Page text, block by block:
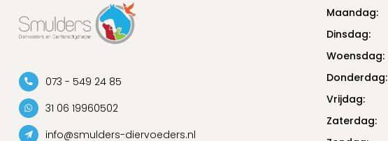
073 - 549 24 85
31 06 19960502
info@smulders-diervoeders.nl
Maandag:
Dinsdag:
Woensdag:
Donderdag:
Vrijdag:
Zaterdag: